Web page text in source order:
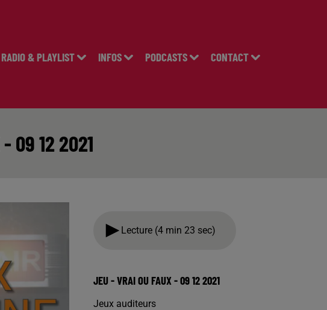
RADIO & PLAYLIST INFOS PODCASTS CONTACT
09 12 2021
Lecture (4 min 23 sec)
JEU - VRAI OU FAUX - 09 12 2021
Jeux auditeurs